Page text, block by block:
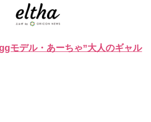
モデル・あーちゃ”大人のギャル